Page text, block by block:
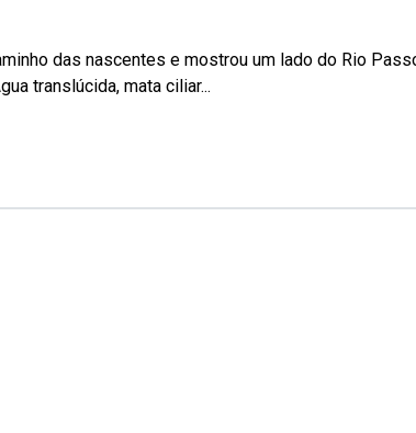
das nascentes e mostrou um lado do Rio
translúcida, mata ciliar...